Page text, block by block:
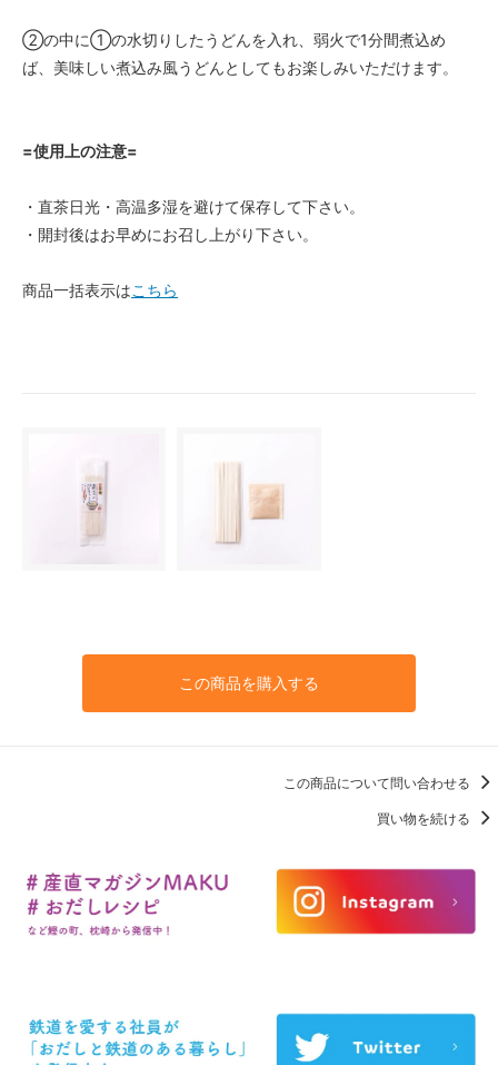
②の中に①の水切りしたうどんを入れ、弱火で1分間煮込め
ば、美味しい煮込み風うどんとしてもお楽しみいただけます。
=使用上の注意=
・直茶日光・高温多湿を避けて保存して下さい。
・開封後はお早めにお召し上がり下さい。
商品一括表示はこちら
この商品を購入する
この商品について問い合わせる
買い物を続ける